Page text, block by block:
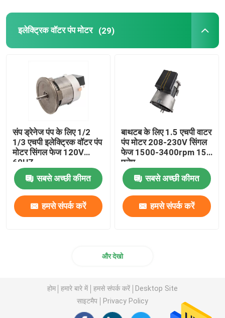
इलेक्ट्रिक वॉटर पंप मोटर (29)
संप ड्रेनेज पंप के लिए 1/2
1/3 एचपी इलेक्ट्रिक वॉटर पंप
मोटर सिंगल फेज 120V
60HZ
सबसे अच्छी कीमत
हमसे संपर्क करें
बाथटब के लिए 1.5 एचपी वाटर
पंप मोटर 208-230V सिंगल
फेज 1500-3400rpm 15
फ्रेम
सबसे अच्छी कीमत
हमसे संपर्क करें
और देखो
होम हमारे बारे में हमसे संपर्क करें
Desktop Site
साइटमैप
Privacy Policy